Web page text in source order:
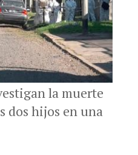
la muerte
dos hijos en una